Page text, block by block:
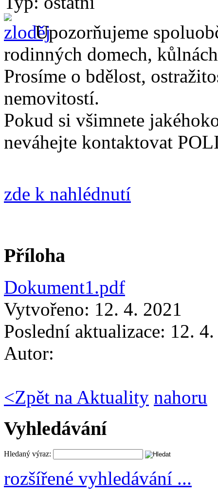
Upozorňujeme
rodinných domech,
Prosíme o bdělost,
nemovitostí.
Pokud si všimnete
neváhejte kontaktovat
zde k nahlédnutí
Příloha
Dokument1.pdf
Vytvořeno: 12. 4. 2021
Poslední aktualizace: 12.
Autor:
<Zpět na Aktuality nahoru
Vyhledávání
Hledaný výraz:
rozšířené vyhledávání ...